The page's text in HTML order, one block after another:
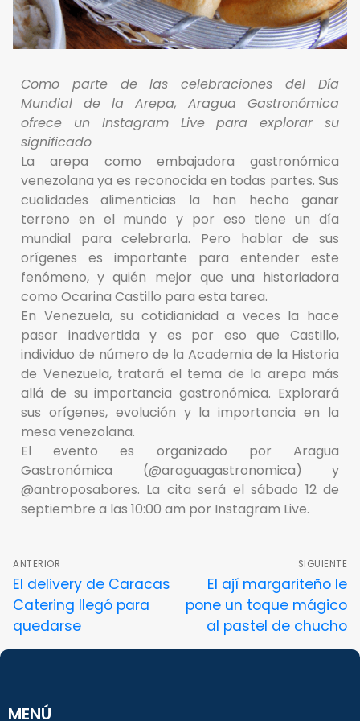
Como parte de las celebraciones del Día
Mundial de la Arepa, Aragua Gastronómica
ofrece un Instagram Live para explorar su
significado
La arepa como embajadora gastronómica
venezolana ya es reconocida en todas partes. Sus
cualidades alimenticias la han hecho ganar
terreno en el mundo y por eso tiene un día
mundial para celebrarla. Pero hablar de sus
orígenes es importante para entender este
fenómeno, y quién mejor que una historiadora
como Ocarina Castillo para esta tarea.
En Venezuela, su cotidianidad a veces la hace
pasar inadvertida y es por eso que Castillo,
individuo de número de la Academia de la Historia
de Venezuela, tratará el tema de la arepa más
allá de su importancia gastronómica. Explorará
sus orígenes, evolución y la importancia en la
mesa venezolana.
El evento es organizado por Aragua
Gastronómica (@araguagastronomica) y
@antroposabores. La cita será el sábado 12 de
septiembre a las 10:00 am por Instagram Live.
ANTERIOR
El delivery de Caracas
Catering llegó para
quedarse
SIGUIENTE
El ají margariteño le
pone un toque mágico
al pastel de chucho
MENÚ